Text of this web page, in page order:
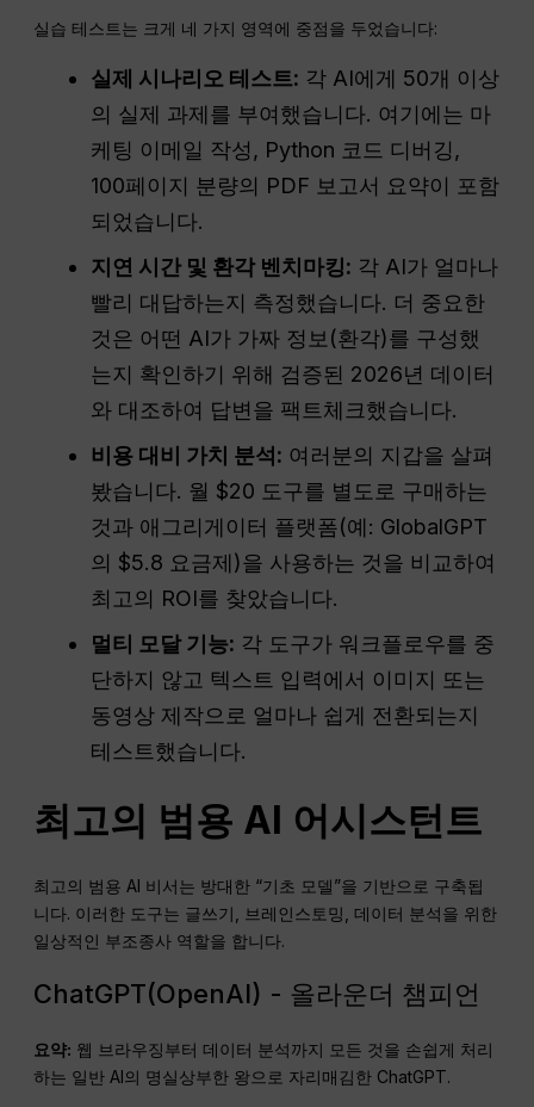
실습 테스트는 크게 네 가지 영역에 중점을 두었습니다:
실제 시나리오 테스트: 각 AI에게 50개 이상
의 실제 과제를 부여했습니다. 여기에는 마
케팅 이메일 작성, Python 코드 디버깅,
100페이지 분량의 PDF 보고서 요약이 포함
되었습니다.
지연 시간 및 환각 벤치마킹: 각 AI가 얼마나
빨리 대답하는지 측정했습니다. 더 중요한
것은 어떤 AI가 가짜 정보(환각)를 구성했
는지 확인하기 위해 검증된 2026년 데이터
와 대조하여 답변을 팩트체크했습니다.
비용 대비 가치 분석: 여러분의 지갑을 살펴
봤습니다. 월 $20 도구를 별도로 구매하는
것과 애그리게이터 플랫폼(예: GlobalGPT
의 $5.8 요금제)을 사용하는 것을 비교하여
최고의 ROI를 찾았습니다.
멀티 모달 기능: 각 도구가 워크플로우를 중
단하지 않고 텍스트 입력에서 이미지 또는
동영상 제작으로 얼마나 쉽게 전환되는지
테스트했습니다.
최고의 범용 AI 어시스턴트
최고의 범용 AI 비서는 방대한 “기초 모델”을 기반으로 구축됩
니다. 이러한 도구는 글쓰기, 브레인스토밍, 데이터 분석을 위한
일상적인 부조종사 역할을 합니다.
ChatGPT(OpenAI) - 올라운더 챔피언
요약: 웹 브라우징부터 데이터 분석까지 모든 것을 손쉽게 처리
하는 일반 AI의 명실상부한 왕으로 자리매김한 ChatGPT.